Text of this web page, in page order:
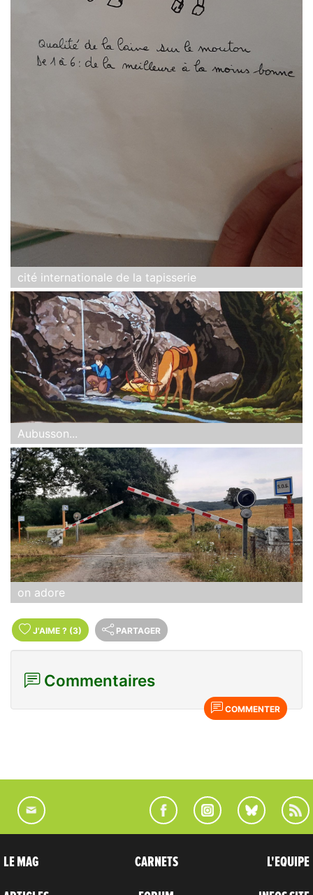
cité internationale de la tapisserie
Aubusson...
on adore
J'AIME ? (3) PARTAGER
Commentaires
COMMENTER
LE MAG CARNETS L'EQUIPE